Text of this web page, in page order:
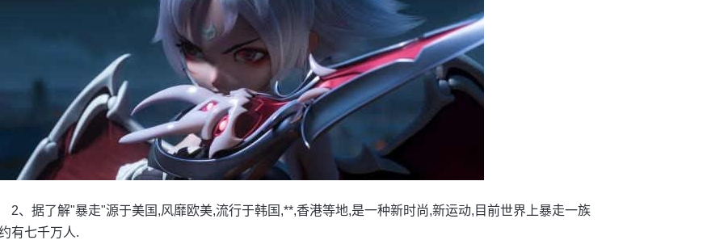
2、据了解"暴走"源于美国,风靡欧美,流行于韩国,**,香港等地,是一种新时尚,新运动,目前世界上暴走一族
有七千万人.